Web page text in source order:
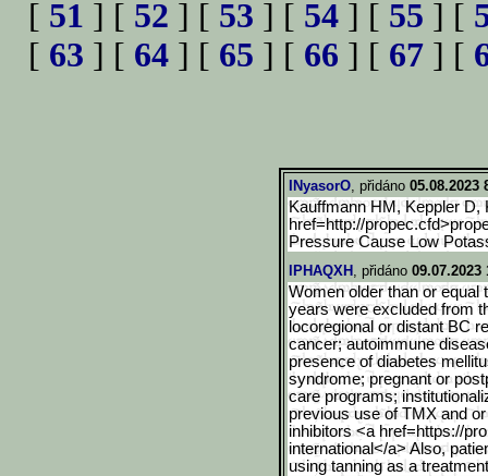
[ 51 ] [ 52 ] [ 53 ] [ 54 ] [ 55 ] [
[ 63 ] [ 64 ] [ 65 ] [ 66 ] [ 67 ] [
INyasorO, přidáno 05.08.2023
Kauffmann HM, Keppler
href=http://propec.cfd>prop
Pressure Cause Low
lPHAQXH , přidáno 09.07.2023
Women older than or equal
years were excluded from
locoregional or distant BC
cancer; autoimmune
presence of diabetes
syndrome; pregnant or
care programs;
previous use of TMX and
inhibitors <a href=https://
international</a> Also,
using tanning as a